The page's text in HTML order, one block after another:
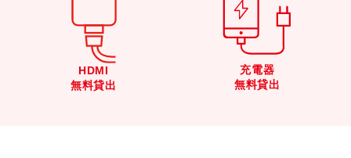
HDMI
無料貸出
充電器
無料貸出